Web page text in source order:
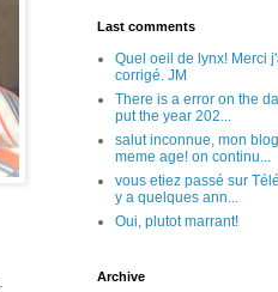
Last comments
Quel oeil de lynx! Merci
corrigé. JM
There is a error on the
put the year 202...
salut inconnue, mon
meme age! on continu...
vous etiez passé sur
y a quelques ann...
Oui, plutot marrant!
Archive